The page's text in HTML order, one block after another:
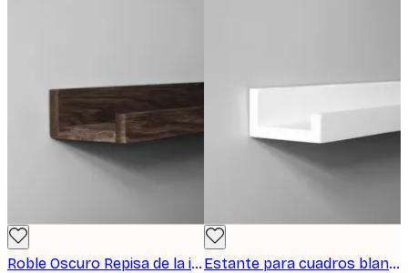
Roble Oscuro Repisa de la imagen 70 cm Estante para cuadros blanco, 70 cm